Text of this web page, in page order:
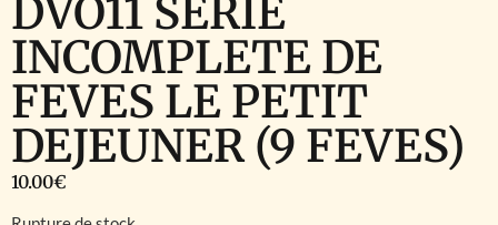
DVO11 SERIE
INCOMPLETE DE
FEVES LE PETIT
DEJEUNER (9 FEVES)
10.00€